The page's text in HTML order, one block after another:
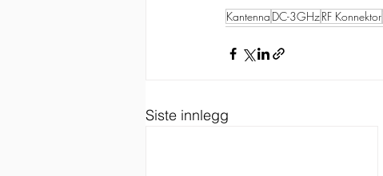
Kantenna DC-3GHzRF Konnektor
Siste innlegg